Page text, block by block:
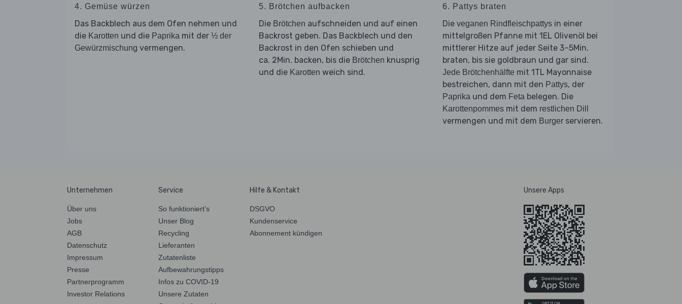
4. Gemüse würzen
Das Backblech aus dem Ofen nehmen und
die Karotten und die Paprika mit der ½ der
Gewürzmischung vermengen.
5. Brötchen aufbacken
Die Brötchen aufschneiden und auf einen
Backrost geben. Das Backblech und den
Backrost in den Ofen schieben und
ca. 2Min. backen, bis die Brötchen knusprig
und die Karotten weich sind.
6. Pattys braten
Die veganen Rindfleischpattys in einer
mittelgroßen Pfanne mit 1EL Olivenöl bei
mittlerer Hitze auf jeder Seite 3–5Min.
braten, bis sie goldbraun und gar sind.
Jede Brötchenhälfte mit 1TL Mayonnaise
bestreichen, dann mit den Pattys, der
Paprika und dem Feta belegen. Die
Karottenpommes mit dem restlichen Dill
vermengen und mit dem Burger servieren.
Unternehmen
Über uns
Jobs
AGB
Datenschutz
Impressum
Presse
Partnerprogramm
Investor Relations
Service
So funktioniert’s
Unser Blog
Recycling
Lieferanten
Zutatenliste
Aufbewahrungstipps
Infos zu COVID-19
Unsere Zutaten
Hilfe & Kontakt
DSGVO
Kundenservice
Abonnement kündigen
Unsere Apps